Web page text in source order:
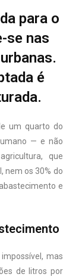
para o
se nas
é
um quarto do
— e não
que
nem os 30% do
e
mas
de litros por